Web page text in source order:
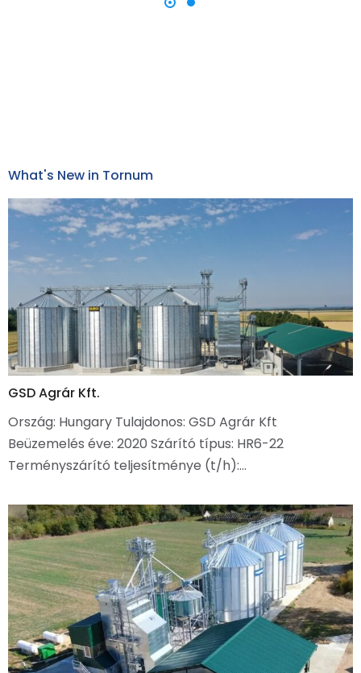
What's New in Tornum
GSD Agrár Kft.
Ország: Hungary Tulajdonos: GSD Agrár Kft
Beüzemelés éve: 2020 Szárító típus: HR6-22
Terményszárító teljesítménye (t/h):…